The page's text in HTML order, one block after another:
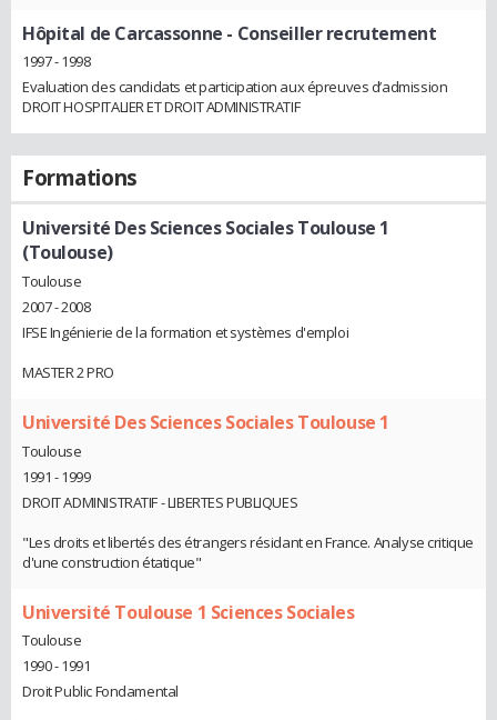
Hôpital de Carcassonne - Conseiller recrutement
1997 - 1998
Evaluation des candidats et participation aux épreuves d’admission
DROIT HOSPITALIER ET DROIT ADMINISTRATIF
Formations
Université Des Sciences Sociales Toulouse 1
(Toulouse)
Toulouse
2007 - 2008
IFSE Ingénierie de la formation et systèmes d'emploi
MASTER 2 PRO
Université Des Sciences Sociales Toulouse 1
Toulouse
1991 - 1999
DROIT ADMINISTRATIF - LIBERTES PUBLIQUES
"Les droits et libertés des étrangers résidant en France. Analyse critique
d'une construction étatique"
Université Toulouse 1 Sciences Sociales
Toulouse
1990 - 1991
Droit Public Fondamental